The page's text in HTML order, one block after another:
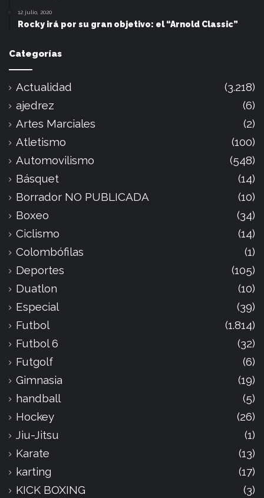
12 julio, 2020
Rocky irá por su gran objetivo: el “Arnold Classic”
Categorías
Actualidad
(3.218)
ajedrez
(6)
Artes Marciales
(2)
Atletismo
(100)
Automovilismo
(548)
Básquet
(14)
Borrador NO PUBLICADA
(10)
Boxeo
(34)
Ciclismo
(14)
Colombófilas
(1)
Deportes
(105)
Duatlon
(10)
Especial
(39)
Futbol
(1.814)
Futbol 6
(32)
Futgolf
(6)
Gimnasia
(19)
handball
(5)
Hockey
(26)
Jiu-Jitsu
(1)
Karate
(13)
karting
(17)
KICK BOXING
(3)